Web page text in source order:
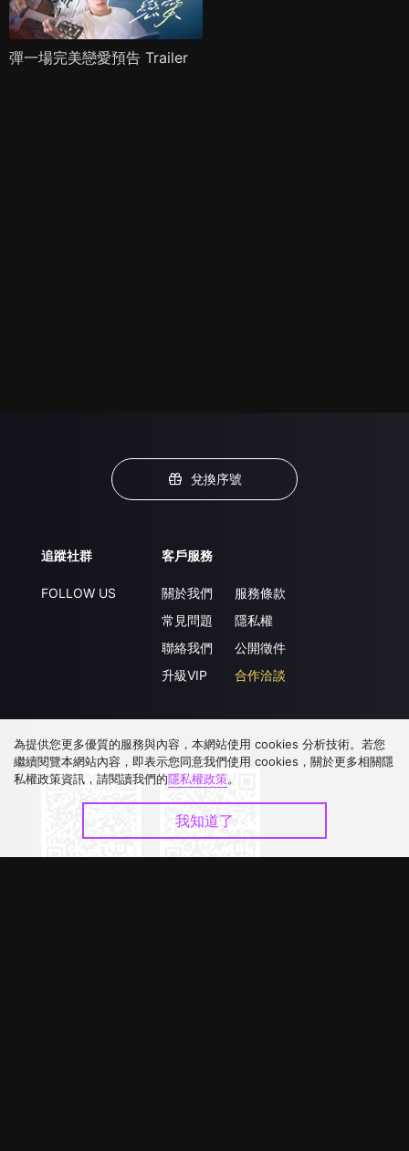
彈一場完美戀愛預告 Trailer
兌換序號
追蹤社群
FOLLOW US
客戶服務
關於我們
常見問題
聯絡我們
升級VIP
服務條款
隱私權
公開徵件
合作洽談
下載 APP
為提供您更多優質的服務與內容，本網站使用 cookies 分析技術。若您
繼續閱覽本網站內容，即表示您同意我們使用 cookies，關於更多相關隱
私權政策資訊，請閱讀我們的隱私權政策。
我知道了